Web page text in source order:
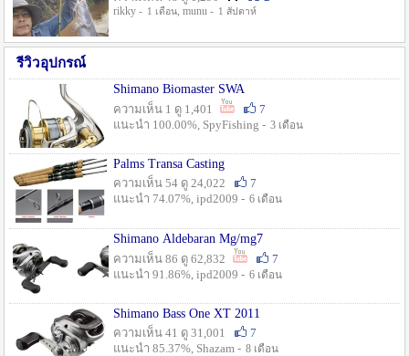
rikky - 1 เดือน, munu - 1 สัปดาห์
รีวิวอุปกรณ์
Shimano Biomaster SWA
ความเห็น 1 ดู 1,401
7
แนะนำ 100.00%, SpyFishing - 3 เดือน
Palms Transa Casting
ความเห็น 54 ดู 24,022
7
แนะนำ 74.07%, ipd2009 - 6 เดือน
Shimano Aldebaran Mg/mg7
ความเห็น 86 ดู 62,832
7
แนะนำ 91.86%, ipd2009 - 6 เดือน
Shimano Bass One XT 2011
ความเห็น 41 ดู 31,001
7
แนะนำ 85.37%, Shazam - 8 เดือน